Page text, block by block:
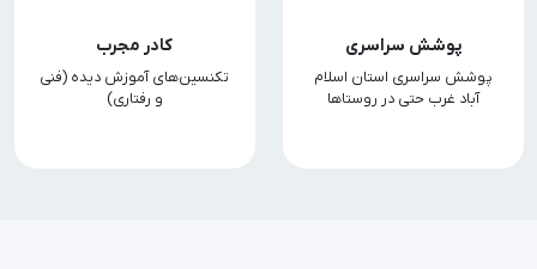
پوشش سراسری
پوشش سراسری استان اسلام
آباد غرب حتی در روستاها
کادر مجرب
تکنسین‌های آموزش دیده (فنی
و رفتاری)